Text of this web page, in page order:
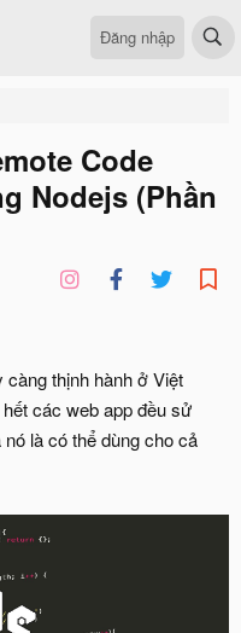
Đăng nhập
Code
Nodejs (Phần
thịnh hành ở Việt
các web app đều sử
là có thể dùng cho cả